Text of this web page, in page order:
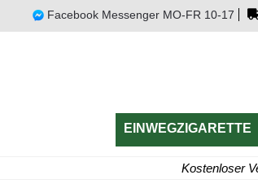
Facebook Messenger MO-FR 10-17
EINWEGZIGARETTE
Kostenloser